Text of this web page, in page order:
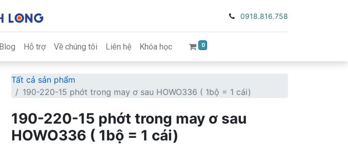
0918.816.758
Blog Hỗ trợ Về chúng tôi Liên hệ Khóa học 0
Tất cả sản phẩm
190-220-15 phớt trong may ơ sau HOWO336 ( 1bộ = 1 cái)
190-220-15 phớt trong may ơ sau
HOWO336 ( 1bộ = 1 cái)